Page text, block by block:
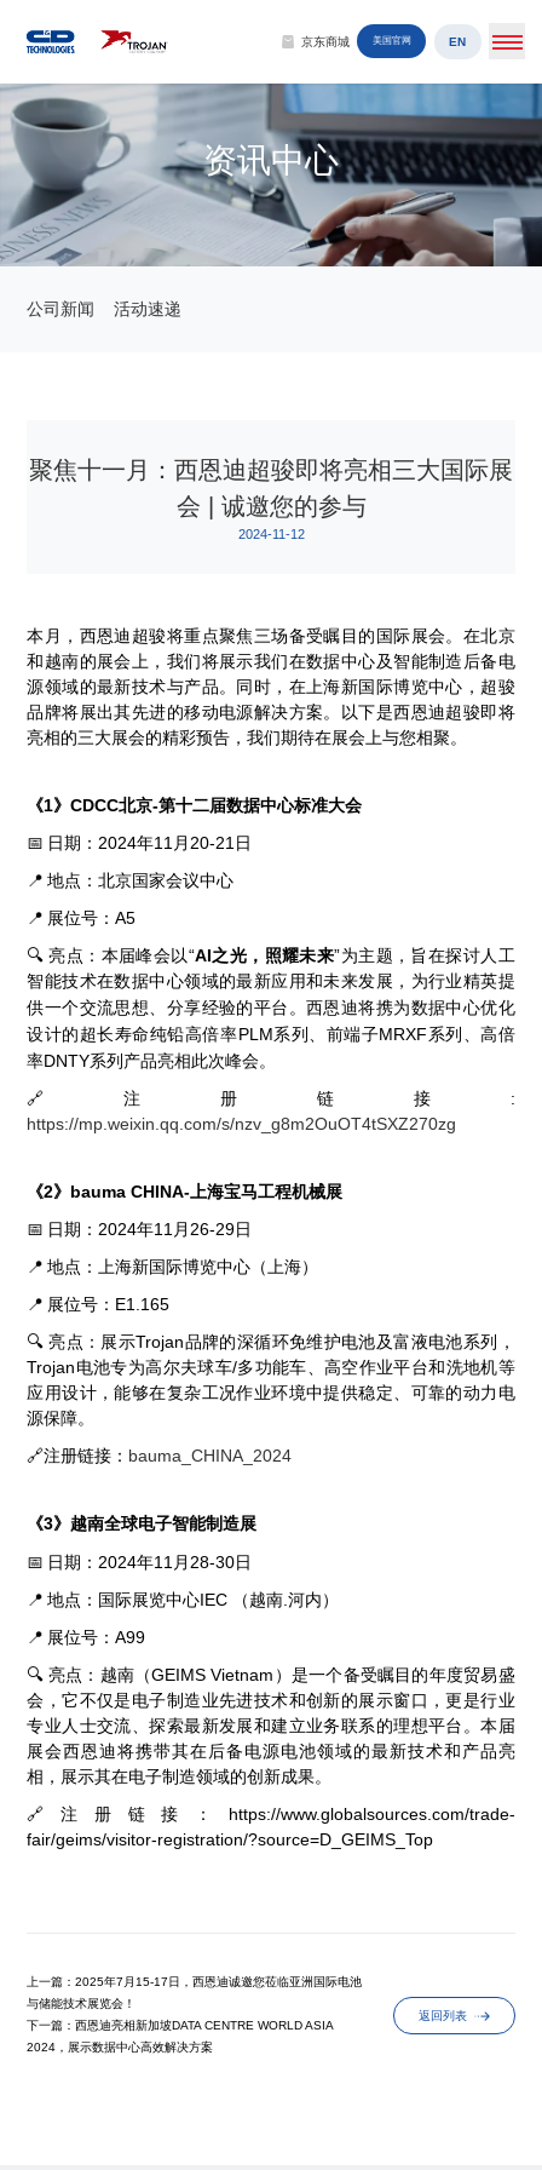
京东商城 美国官网 EN
资讯中心
公司新闻 活动速递
聚焦十一月：西恩迪超骏即将亮相三大国际展
会 | 诚邀您的参与
2024-11-12
本月，西恩迪超骏将重点聚焦三场备受瞩目的国际展会。在北京
和越南的展会上，我们将展示我们在数据中心及智能制造后备电
源领域的最新技术与产品。同时，在上海新国际博览中心，超骏
品牌将展出其先进的移动电源解决方案。以下是西恩迪超骏即将
亮相的三大展会的精彩预告，我们期待在展会上与您相聚。
《1》CDCC北京-第十二届数据中心标准大会
📅 日期： 2024年11 月 20-21 日
📍 地点：北京国家会议中心
📍 展位号：A5
🔍 亮点：本届峰会以“AI之光，照耀未来”为主题，旨在探讨人工
智能技术在数据中心领域的最新应用和未来发展，为行业精英提
供一个交流思想、分享经验的平台。西恩迪将携为数据中心优化
设计的超长寿命纯铅高倍率PLM系列、前端子MRXF系列、高倍
率DNTY系列 产品亮相此次峰会。
🔗注册链接 :
https://mp.weixin.qq.com/s/nzv_g8m2OuOT4tSXZ270zg
《2》bauma CHINA-上海宝马工程机械展
📅 日期：2024年11月26-29日
📍 地点：上海新国际博览中心（上海）
📍 展位号： E1.165
🔍 亮点：展示Trojan品牌的深循环免维护电池及富液电池系列，
Trojan电池专为高尔夫球车/多功能车、高空作业平台和洗地机等
应用设计，能够在复杂工况作业环境中提供稳定、可靠的动力电
源保障。
🔗注册链接： bauma_CHINA_2024
《3》越南全球电子智能制造展
📅 日期： 2024年11 月 28-30日
📍 地点：国际展览中心IEC （越南 .河内）
📍 展位号：A99
🔍 亮点：越南（GEIMS Vietnam ）是一个备受瞩目的年度贸易盛
会，它不仅是电子制造业先进技术和创新的展示窗口，更是行业
专业人士交流、探索最新发展和建立业务联系的理想平台。本届
展会西恩迪将携带其在后备电源电池领域的最新技术和产品亮
相，展示其在电子制造领域的创新成果。
🔗注册链接： https://www.globalsources.com/trade-
fair/geims/visitor-registration/?source=D_GEIMS_Top
上一篇：2025年7月15-17日，西恩迪诚邀您莅临亚洲国际电池
与储能技术展览会！
下一篇：西恩迪亮相新加坡DATA CENTRE WORLD ASIA
2024，展示数据中心高效解决方案
返回列表